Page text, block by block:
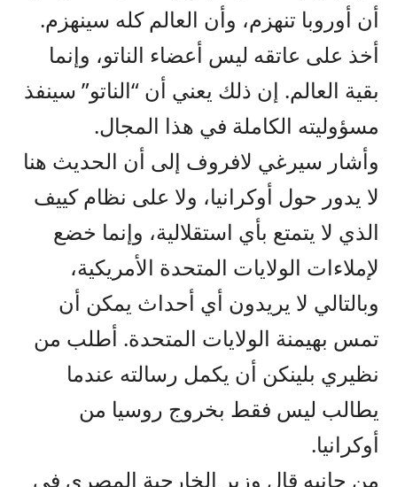
أن أوروبا تنهزم، وأن العالم كله سينهزم.
أخذ على عاتقه ليس أعضاء الناتو، وإنما
بقية العالم. إن ذلك يعني أن “الناتو” سينفذ
مسؤوليته الكاملة في هذا المجال.
وأشار سيرغي لافروف إلى أن الحديث هنا
لا يدور حول أوكرانيا، ولا على نظام كييف
الذي لا يتمتع بأي استقلالية، وإنما خضع
لإملاءات الولايات المتحدة الأمريكية،
وبالتالي لا يريدون أي أحداث يمكن أن
تمس بهيمنة الولايات المتحدة. أطلب من
نظيري بلينكن أن يكمل رسالته عندما
يطالب ليس فقط بخروج روسيا من
أوكرانيا.
من جانبه قال وزير الخارجية المصري في